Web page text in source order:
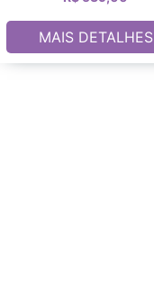
MAIS DETALHES